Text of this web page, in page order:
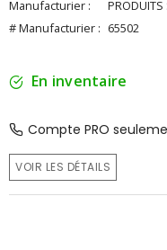
Manufacturier :
PRODUITS
# Manufacturier : 65502
En inventaire
Compte PRO
VOIR LES DÉTAILS